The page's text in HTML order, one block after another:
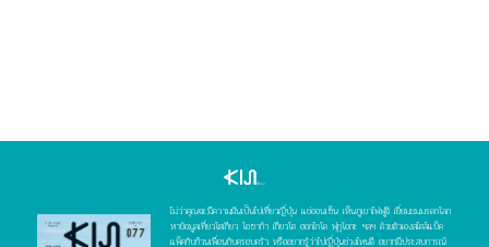
ไม่ว่าคุณจะมีความฝันเป็นไปเที่ยวญี่ปุ่น แช่ออนเซ็น เห็นภูเขาไฟฟูจิ เยี่ยมชมมรดกโลก
หาข้อมูลเที่ยวโตเกียว โอซาก้า เกียวโต ฮอกไกโด ฟุกุโอกะ ฯลฯ ด้วยตัวเองสไตล์แบ็ค
แพ็คกับก๊วนเพื่อนกับครอบครัว หรืออยากรู้ว่าไปญี่ปุ่นช่วงไหนดี อยากมีประสบการณ์